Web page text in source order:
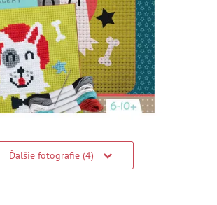
Ďalšie fotografie (4)